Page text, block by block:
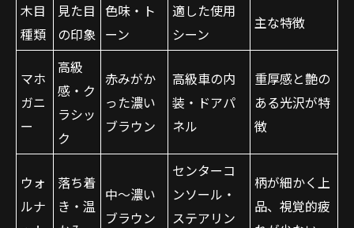
木目
種類
見た目
の印象
色味・ト
ーン
適した使用
シーン
主な特徴
マホ
ガニ
ー
高級
感・ク
ラシッ
ク
赤みがか
った濃い
ブラウン
高級車の内
装・ドアパ
ネル
重厚感と艶の
ある光沢が特
徴
ウォ
ルナ
落ち着
き・温
中〜濃い
ブラウン
センターコ
ンソール・
ステアリン
柄が細かく上
品、視覚的疲